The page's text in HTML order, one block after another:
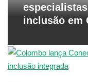
inclusão em